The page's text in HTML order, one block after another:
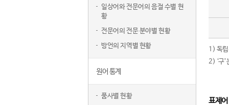
일상어와 전문어의 음절 수별 현
황
전문어의 전문 분야별 현황
방언의 지역별 현황
원어 통계
품사별 현황
1) 독립
2) ‘구
표제